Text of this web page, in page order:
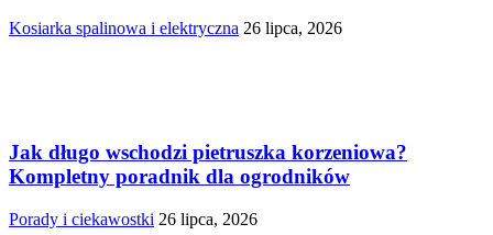
Kosiarka spalinowa i elektryczna 26 lipca, 2026
Jak długo wschodzi pietruszka korzeniowa?
Kompletny poradnik dla ogrodników
Porady i ciekawostki 26 lipca, 2026